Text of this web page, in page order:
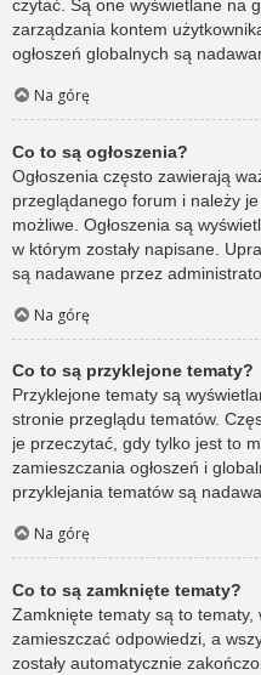
czytać. Są one wyświetlane na
zarządzania kontem
ogłoszeń globalnych są
Na górę
Co to są ogłoszenia?
Ogłoszenia często zawierają
przeglądanego forum i należy
możliwe. Ogłoszenia są
w którym zostały napisane.
są nadawane przez
Na górę
Co to są przyklejone tematy?
Przyklejone tematy są
stronie przeglądu tematów.
je przeczytać, gdy tylko jest to
zamieszczania ogłoszeń i
przyklejania tematów są
Na górę
Co to są zamknięte tematy?
Zamknięte tematy są to
zamieszczać odpowiedzi, a
zostały automatycznie